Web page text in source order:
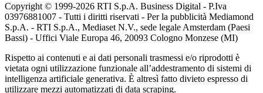
Copyright © 1999-2026 RTI S.p.A. Business Digital - P.Iva
03976881007 - Tutti i diritti riservati - Per la pubblicità Mediamond
S.p.A. - RTI S.p.A., Mediaset N.V., sede legale Amsterdam (Paesi
Bassi) - Uffici Viale Europa 46, 20093 Cologno Monzese (MI)
Rispetto ai contenuti e ai dati personali trasmessi e/o riprodotti è
vietata ogni utilizzazione funzionale all’addestramento di sistemi di
intelligenza artificiale generativa. È altresì fatto divieto espresso di
utilizzare mezzi automatizzati di data scraping.